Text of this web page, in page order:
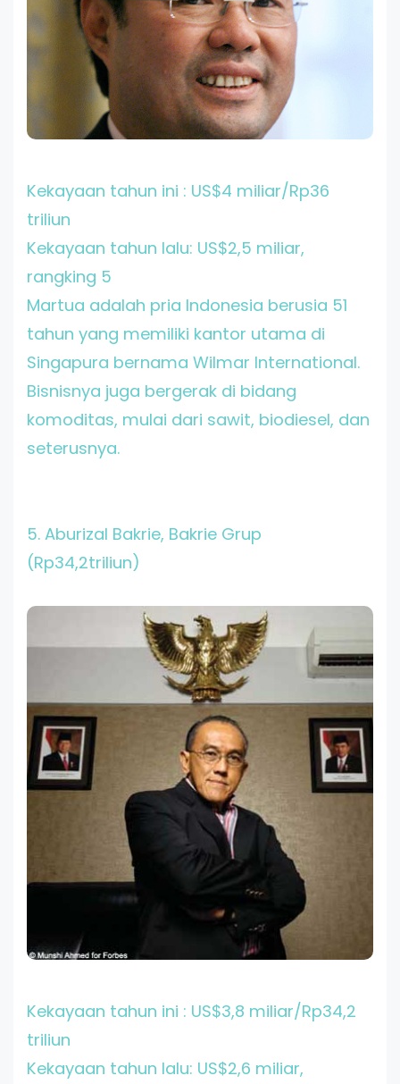
Kekayaan tahun ini : US$4 miliar/Rp36
triliun
Kekayaan tahun lalu: US$2,5 miliar,
rangking 5
Martua adalah pria Indonesia berusia 51
tahun yang memiliki kantor utama di
Singapura bernama Wilmar International.
Bisnisnya juga bergerak di bidang
komoditas, mulai dari sawit, biodiesel, dan
seterusnya.
5. Aburizal Bakrie, Bakrie Grup
(Rp34,2triliun)
Kekayaan tahun ini : US$3,8 miliar/Rp34,2
triliun
Kekayaan tahun lalu: US$2,6 miliar,